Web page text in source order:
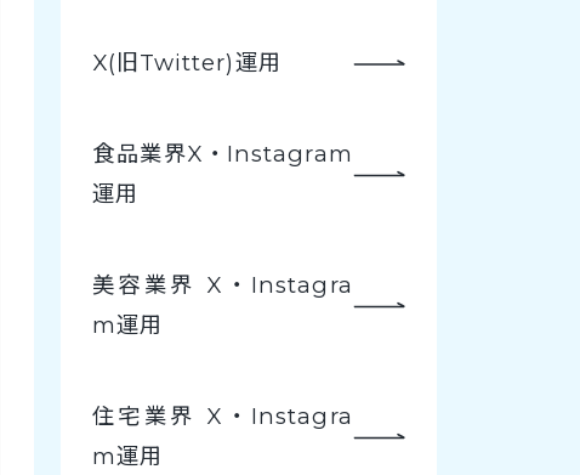
X(旧Twitter)運用
食品業界X・Instagram
運用
美容業界 X・Instagra
m運用
住宅業界 X・Instagra
m運用